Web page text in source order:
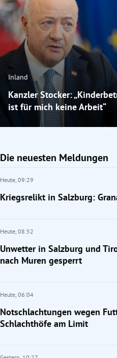
Inland
Kanzler Stocker:
ist für mich keine Arbeit“
Die neuesten Meldungen
Heute, 09:29
Kriegsrelikt in Salzburg:
Heute, 08:52
Unwetter in Salzburg und
nach Muren gesperrt
Heute, 06:04
Notschlachtungen wegen
Schlachthöfe am Limit